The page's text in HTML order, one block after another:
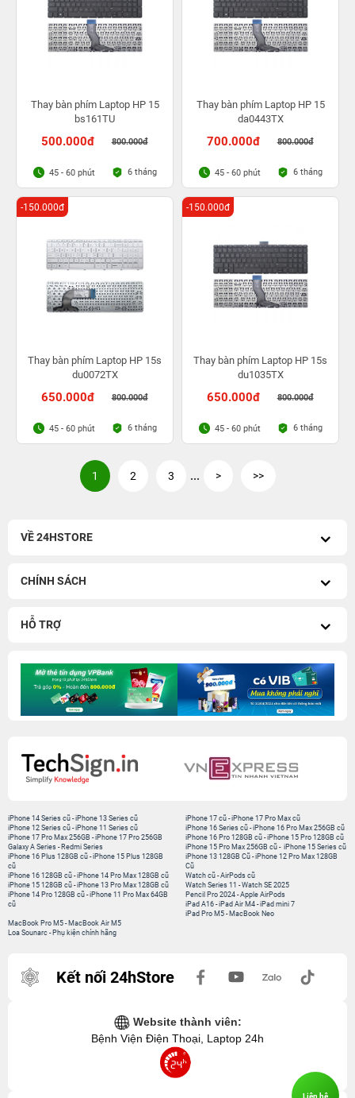
Thay bàn phím Laptop HP 15
bs161TU
500.000đ 800.000đ
45 - 60 phút 6 tháng
Thay bàn phím Laptop HP 15
da0443TX
700.000đ 800.000đ
45 - 60 phút 6 tháng
Thay bàn phím Laptop HP 15s
du0072TX
650.000đ 800.000đ
-150.000đ
45 - 60 phút 6 tháng
Thay bàn phím Laptop HP 15s
du1035TX
650.000đ 800.000đ
-150.000đ
45 - 60 phút 6 tháng
1 2 3 ... > >>
VỀ 24HSTORE
CHÍNH SÁCH
HỖ TRỢ
iPhone 14 Series cũ -iPhone 13 Series cũ
iPhone 12 Series cũ -iPhone 11 Series cũ
iPhone 17 Pro Max 256GB -iPhone 17 Pro 256GB
Galaxy A Series - Redmi Series
iPhone 17 cũ -iPhone 17 Pro Max cũ
iPhone 16 Series cũ - iPhone 16 Pro Max 256GB cũ
iPhone 16 Pro 128GB cũ -iPhone 15 Pro 128GB cũ
iPhone 15 Pro Max 256GB cũ - iPhone 15 Series cũ
iPhone 16 Plus 128GB cũ -iPhone 15 Plus 128GB
cũ
iPhone 16 128GB cũ -iPhone 14 Pro Max 128GB cũ
iPhone 15 128GB cũ -iPhone 13 Pro Max 128GB cũ
iPhone 14 Pro 128GB cũ -iPhone 11 Pro Max 64GB
cũ
iPhone 13 128GB Cũ -iPhone 12 Pro Max 128GB
Cũ
Watch cũ -AirPods cũ
Watch Series 11 -Watch SE 2025
Pencil Pro 2024 -Apple AirPods
iPad A16 -iPad Air M4 -iPad mini 7
iPad Pro M5 - MacBook Neo
MacBook Pro M5 - MacBook Air M5
Loa Sounarc - Phụ kiện chính hãng
Kết nối 24hStore
Website thành viên:
Bệnh Viện Điện Thoại, Laptop 24h
Liên hệ